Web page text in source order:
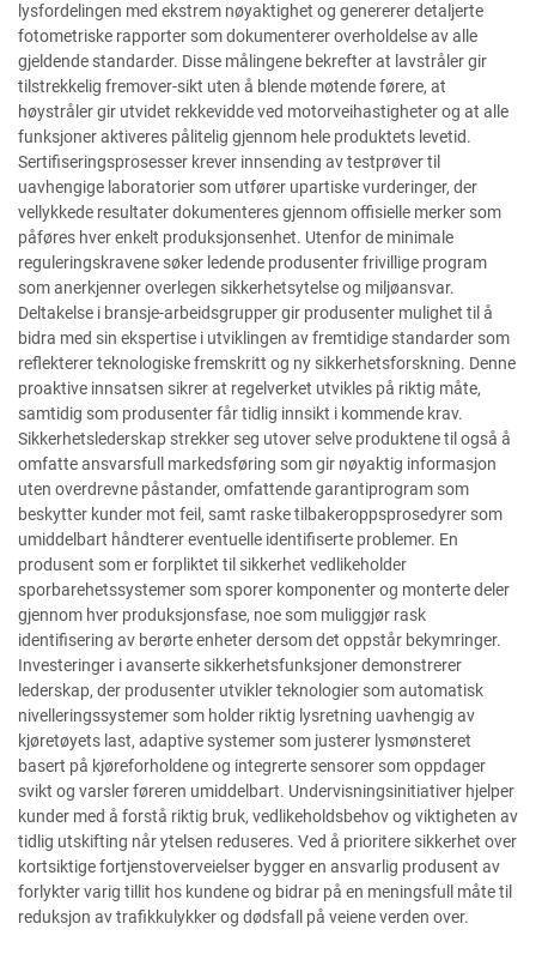
lysfordelingen med ekstrem nøyaktighet og genererer detaljerte
fotometriske rapporter som dokumenterer overholdelse av alle
gjeldende standarder. Disse målingene bekrefter at lavstråler gir
tilstrekkelig fremover-sikt uten å blende møtende førere, at
høystråler gir utvidet rekkevidde ved motorveihastigheter og at alle
funksjoner aktiveres pålitelig gjennom hele produktets levetid.
Sertifiseringsprosesser krever innsending av testprøver til
uavhengige laboratorier som utfører upartiske vurderinger, der
vellykkede resultater dokumenteres gjennom offisielle merker som
påføres hver enkelt produksjonsenhet. Utenfor de minimale
reguleringskravene søker ledende produsenter frivillige program
som anerkjenner overlegen sikkerhetsytelse og miljøansvar.
Deltakelse i bransje-arbeidsgrupper gir produsenter mulighet til å
bidra med sin ekspertise i utviklingen av fremtidige standarder som
reflekterer teknologiske fremskritt og ny sikkerhetsforskning. Denne
proaktive innsatsen sikrer at regelverket utvikles på riktig måte,
samtidig som produsenter får tidlig innsikt i kommende krav.
Sikkerhetslederskap strekker seg utover selve produktene til også å
omfatte ansvarsfull markedsføring som gir nøyaktig informasjon
uten overdrevne påstander, omfattende garantiprogram som
beskytter kunder mot feil, samt raske tilbakeroppsprosedyrer som
umiddelbart håndterer eventuelle identifiserte problemer. En
produsent som er forpliktet til sikkerhet vedlikeholder
sporbarehetssystemer som sporer komponenter og monterte deler
gjennom hver produksjonsfase, noe som muliggjør rask
identifisering av berørte enheter dersom det oppstår bekymringer.
Investeringer i avanserte sikkerhetsfunksjoner demonstrerer
lederskap, der produsenter utvikler teknologier som automatisk
nivelleringssystemer som holder riktig lysretning uavhengig av
kjøretøyets last, adaptive systemer som justerer lysmønsteret
basert på kjøreforholdene og integrerte sensorer som oppdager
svikt og varsler føreren umiddelbart. Undervisningsinitiativer hjelper
kunder med å forstå riktig bruk, vedlikeholdsbehov og viktigheten av
tidlig utskifting når ytelsen reduseres. Ved å prioritere sikkerhet over
kortsiktige fortjenstoverveielser bygger en ansvarlig produsent av
forlykter varig tillit hos kundene og bidrar på en meningsfull måte til
reduksjon av trafikkulykker og dødsfall på veiene verden over.